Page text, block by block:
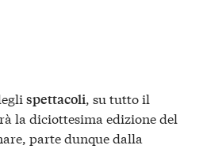
spettacoli, su tutto il
la diciottesima edizione del
parte dunque dalla